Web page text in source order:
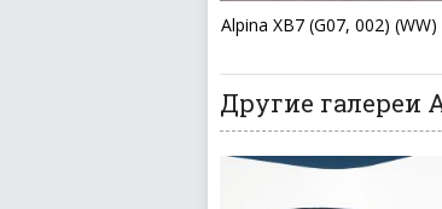
Alpina XB7 (G07, 002)
Другие галереи